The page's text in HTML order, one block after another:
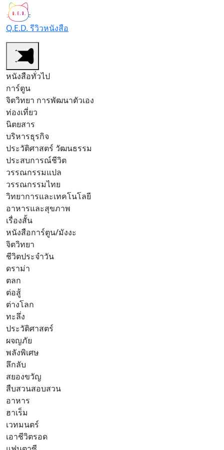
Q.E.D. รีวิวหนังสือ
หนังสือทั่วไป
การ์ตูน
จิตวิทยา การพัฒนาตัวเอง
ท่องเที่ยว
นิตยสาร
บริหารธุรกิจ
ประวัติศาสตร์ วัฒนธรรม
ประสบการณ์ชีวิต
วรรณกรรมแปล
วรรณกรรมไทย
วิทยาการและเทคโนโลยี
อาหารและสุขภาพ
เรื่องสั้น
หนังสือการ์ตูน/มังงะ
จิตวิทยา
ชีวิตประจำวัน
ดราม่า
ตลก
ต่อสู้
ต่างโลก
ทะลึ่ง
ประวัติศาสตร์
ผจญภัย
พลังพิเศษ
ลึกลับ
สยองขวัญ
สืบสวนสอบสวน
อาหาร
ฮาเร็ม
เวทมนตร์
เอาชีวิตรอด